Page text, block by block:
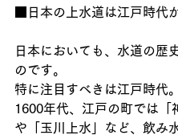
■日本の上水道は江戸時代
日本においても、水道の歴
のです。
特に注目すべきは江戸時代。
1600年代、江戸の町では「
や「玉川上水」など、飲み